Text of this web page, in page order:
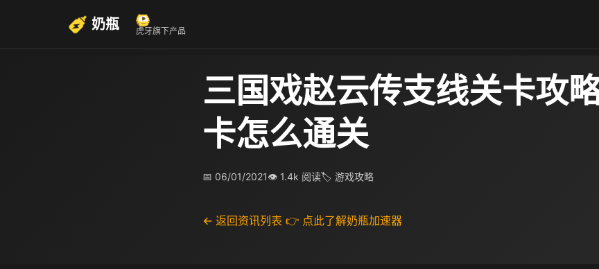
奶瓶 虎牙旗下产品
三国戏赵云传支线关卡攻
卡怎么通关
📅 06/01/2021👁 1.4k 阅读🏷 游戏攻略
← 返回资讯列表 👉 点此了解奶瓶加速器